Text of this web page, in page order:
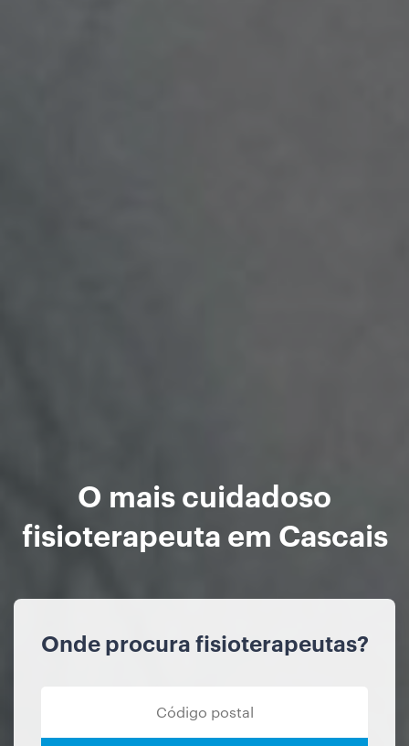
O mais cuidadoso
fisioterapeuta em Cascais
Onde procura fisioterapeutas?